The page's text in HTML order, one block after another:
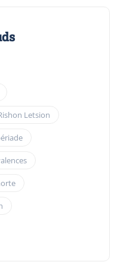
Letsion